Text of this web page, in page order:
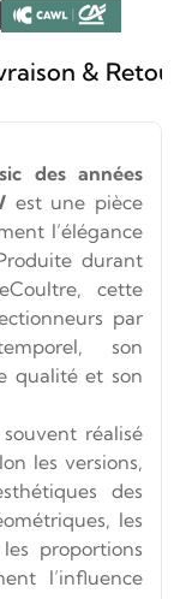
&
des années
est une pièce
l’élégance
durant
, cette
par
son
qualité et son
réalisé
les versions,
des
les
proportions
l’influence